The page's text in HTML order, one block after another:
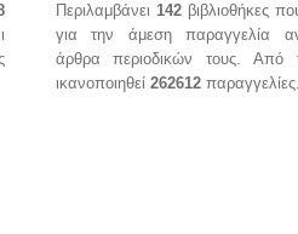
Περιλαμβάνει 142βιβλιοθήκες
για την άμεση παραγγελία
άρθρα περιοδικών τους. Από
ικανοποιηθεί 262612